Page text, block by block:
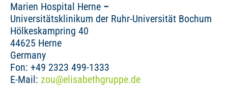
Marien Hospital Herne –
Universitätsklinikum der Ruhr-Universität Bochum
Hölkeskampring 40
44625 Herne
Germany
Fon: +49 2323 499-1333
E-Mail: zou@elisabeth­gruppe.de